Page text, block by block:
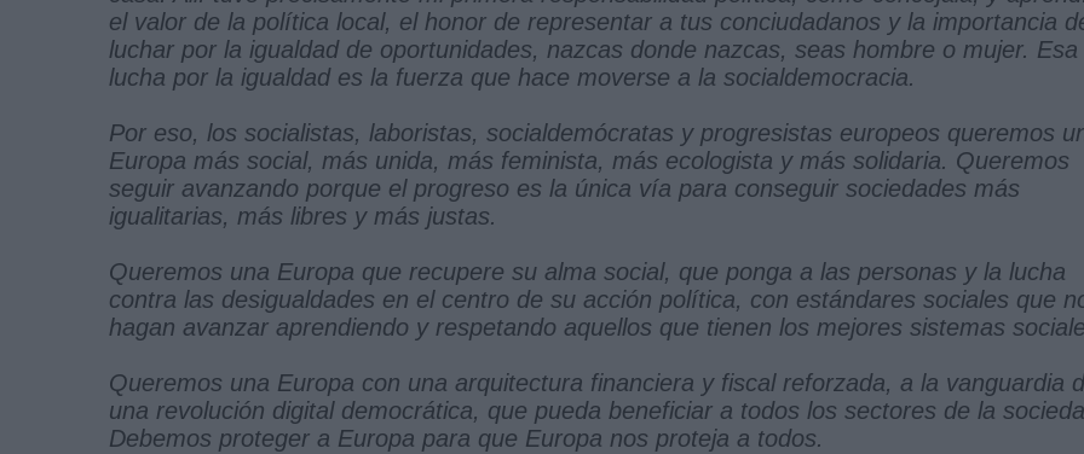
el valor de la política local, el honor de representar a tus conciudadanos y la importancia
luchar por la igualdad de oportunidades, nazcas donde nazcas, seas hombre o mujer. Esa
lucha por la igualdad es la fuerza que hace moverse a la socialdemocracia.
Por eso, los socialistas, laboristas, socialdemócratas y progresistas europeos queremos
Europa más social, más unida, más feminista, más ecologista y más solidaria. Queremos
seguir avanzando porque el progreso es la única vía para conseguir sociedades más
igualitarias, más libres y más justas.
Queremos una Europa que recupere su alma social, que ponga a las personas y la lucha
contra las desigualdades en el centro de su acción política, con estándares sociales que
hagan avanzar aprendiendo y respetando aquellos que tienen los mejores sistemas
Queremos una Europa con una arquitectura financiera y fiscal reforzada, a la vanguardia
una revolución digital democrática, que pueda beneficiar a todos los sectores de la
Debemos proteger a Europa para que Europa nos proteja a todos.